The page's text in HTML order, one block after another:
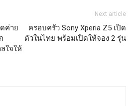
ค่าย
ใจให้
Next article
ครอบครัว Sony Xperia Z5 เปิด
ตัวในไทย พร้อมเปิดให้จอง 2 รุ่น